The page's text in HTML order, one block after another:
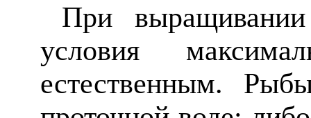
При
условия
естественным.